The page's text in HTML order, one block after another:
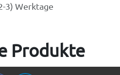
3) Werktage
Produkte